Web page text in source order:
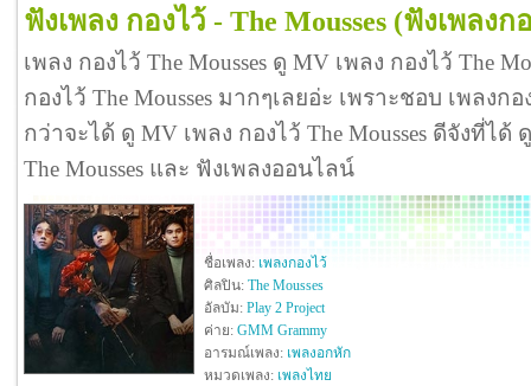
ฟังเพลง กองไว้ - The Mousses (ฟังเพลงก
เพลง กองไว้ The Mousses ดู MV เพลง กองไว้ The
กองไว้ The Mousses มากๆเลยอ่ะ เพราะชอบ เพลงก
กว่าจะได้ ดู MV เพลง กองไว้ The Mousses ดีจังที่ได้
The Mousses และ ฟังเพลงออนไลน์
ชื่อเพลง: เพลงกองไว้
ศิลปิน: The Mousses
อัลบัม: Play 2 Project
ค่าย: GMM Grammy
อารมณ์เพลง: เพลงอกหัก
หมวดเพลง: เพลงไทย